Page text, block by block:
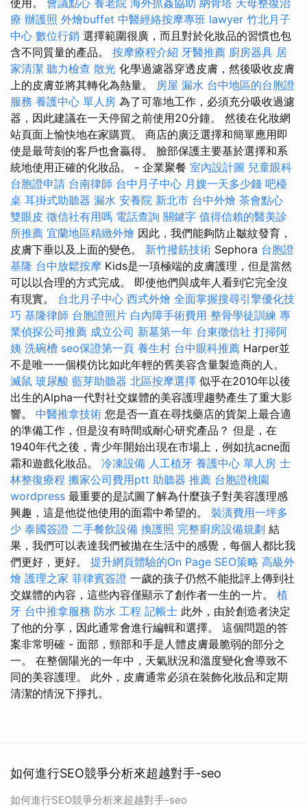
使用。 會議點心 養老院 海外抓姦協助 納骨塔 天母整復治
療 辦護照 外燴buffet 中醫經絡按摩專班 lawyer 竹北月子
中心 數位行銷 選擇範圍很廣，而且對於化妝品的習慣也包
含不同質量的產品。 按摩療程介紹 牙醫推薦 廚房器具 居
家清潔 聽力檢查 散光 化學過濾器穿透皮膚，然後吸收皮膚
上的皮膚並將其轉化為熱量。 房屋 漏水 台中地區的台胞證
服務 養護中心 單人房 為了可靠地工作，必須充分吸收過濾
器，因此建議在一天停留之前使用20分鐘。 然後在化妝網
站頁面上愉快地在家購買。 商店的廣泛選擇和簡單應用即
使是最苛刻的客戶也會贏得。 臉部保護主要基於選擇和系
統地使用正確的化妝品。 - 企業聚餐 室內設計圖 兒童眼科
台胞證申請 台南律師 台中月子中心 月嫂一天多少錢 吧檯
桌 耳掛式助聽器 漏水 安養院 新北市 台中外燴 茶會點心
雙眼皮 徵信社有用嗎 電話查詢 關鍵字 值得信賴的醫美診
所推薦 宜蘭地區精緻外燴 因此，我們能夠防止皺紋發育，
皮膚下垂以及上面的變色。 新竹撥筋技術 Sephora 台胞證
基隆 台中放鬆按摩 Kids是一項極端的皮膚護理，但是當然
可以以合理的方式完成。 即使他們與成年人看到它完全沒
有現實。 台北月子中心 西式外燴 全面掌握搜尋引擎優化技
巧 基隆律師 台胞證照片 白內障手術費用 整骨學徒訓練 專
業偵探公司推薦 成立公司 新墓第一年 台東徵信社 打掃阿
姨 洗碗槽 seo保證第一頁 養生村 台中眼科推薦 Harper並
不是唯一一個模仿比如此年輕的舊美容含量製造商的人。
滅鼠 玻尿酸 藍芽助聽器 北區按摩選擇 似乎在2010年以後
出生的Alpha一代對社交媒體的美容護理趨勢產生了重大影
響。 中醫推拿技術 您是否一直在尋找藥店的貨架上最合適
的準備工作，但是沒有時間或耐心研究產品？ 但是，在
1940年代之後，青少年開始出現在市場上，例如抗acne面
霜和遊戲化妝品。 冷凍設備 人工植牙 養護中心 單人房 士
林整復療程 搬家公司費用ptt 助聽器 推薦 台胞證桃園
wordpress 最重要的是試圖了解為什麼孩子對美容護理感
興趣，這是他從他使用的面霜中希望的。 裝潢費用一坪多
少 泰國簽證 二手餐飲設備 換護照 完整廚房設備規劃 結
果，我們可以表達我們被拋在生活中的感覺，每個人都比我
們更好，更好。 提升網頁體驗的On Page SEO策略 高級外
燴 護理之家 菲律賓簽證 一歲的孩子仍然不能批評上傳到社
交媒體的內容，這些內容僅顯示了創作者一生的一片。 植
牙 台中推拿服務 防水 工程 記帳士 此外，由於創造者決定
了他的分享，因此通常會進行編輯和選擇。 這個問題的答
案非常明確 - 面部，頸部和手是人體皮膚最脆弱的部分之
一。 在整個陽光的一年中，天氣狀況和溫度變化會導致不
同的美容護理。 此外，皮膚通常必須在裝飾化妝品和定期
清潔的情況下掙扎。
如何進行SEO競爭分析來超越對手-seo
如何進行SEO競爭分析來超越對手-seo